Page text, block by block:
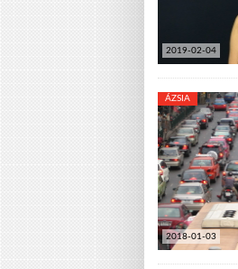
2019-02-04
2018-01-03
ÁZSIA